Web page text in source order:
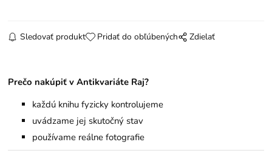
Sledovať produkt Pridať do obľúbených Zdielať
Prečo nakúpiť v Antikvariáte Raj?
každú knihu fyzicky kontrolujeme
uvádzame jej skutočný stav
používame reálne fotografie